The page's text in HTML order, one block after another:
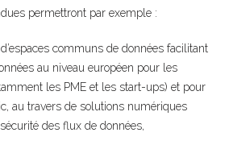
permettront par exemple :
communs de données facilitant
au niveau européen pour les
les PME et les start-ups) et pour
au travers de solutions numériques
des flux de données,